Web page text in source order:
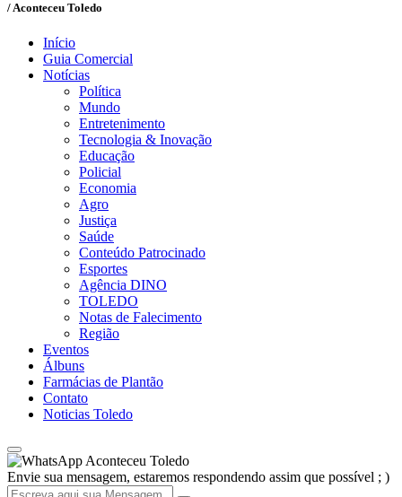
/ Aconteceu Toledo
Início
Guia Comercial
Notícias
Política
Mundo
Entretenimento
Tecnologia & Inovação
Educação
Policial
Economia
Agro
Justiça
Saúde
Conteúdo Patrocinado
Esportes
Agência DINO
TOLEDO
Notas de Falecimento
Região
Eventos
Álbuns
Farmácias de Plantão
Contato
Noticias Toledo
Aconteceu Toledo
Envie sua mensagem, estaremos respondendo assim que possível ; )